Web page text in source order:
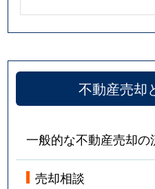
不動産売却
一般的な不動産売却の
売却相談